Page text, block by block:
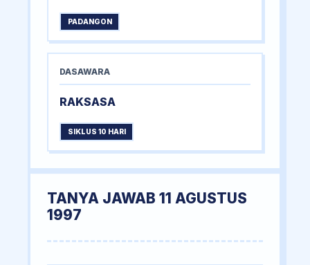
PADANGON
DASAWARA
RAKSASA
SIKLUS 10 HARI
TANYA JAWAB 11 AGUSTUS
1997